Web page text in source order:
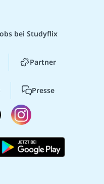
bei Studyflix
Partner
Presse